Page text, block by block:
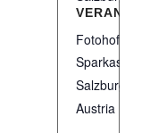
Fotohof
Salzburg
Austria